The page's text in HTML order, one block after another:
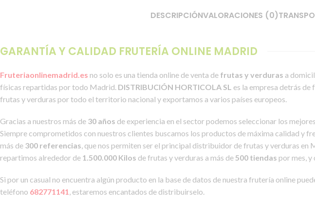
DESCRIPCIÓNVALORACIONES (0)
GARANTÍA Y CALIDAD FRUTERÍA ONLINE MADRID
Fruteriaonlinemadrid.es no solo es una tienda online de venta de frutas y verduras a
físicas repartidas por todo Madrid. DISTRIBUCIÓN HORTICOLA SL es la empresa detrás
frutas y verduras por todo el territorio nacional y exportamos a varios países europeos.
Gracias a nuestros más de 30 años de experiencia en el sector podemos seleccionar los
Siempre comprometidos con nuestros clientes buscamos los productos de máxima calidad y
más de 300 referencias , que nos permiten ser el principal distribuidor de frutas y verduras en
repartimos alrededor de 1.500.000 Kilos de frutas y verduras a más de 500 tiendas por mes, y
Si por un casual no encuentra algún producto en la base de datos de nuestra frutería online
teléfono 682771141 , estaremos encantados de distribuirselo.